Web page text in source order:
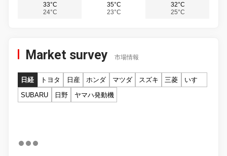
33°C
24°C
35°C
23°C
32°C
25°C
Market survey 市場情報
日経 トヨタ 日産 ホンダ マツダ スズキ 三菱
いすゞ
SUBARU
日野 ヤマハ発動機